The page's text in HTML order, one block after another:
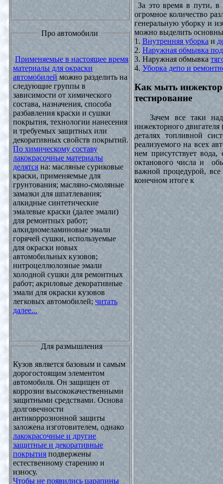
Про автомобили
Применяемые в настоящее время
материалы для окраски
автомобилей можно разделить на
следующие группы в
зависимости от химического
состава, назначения, способа
разбавления краски и сушки
покрытия, технологии нанесения
и требуемых защитных или
декоративных свойств покрытий.
По химическому составу
лакокрасочные материалы
делятся на: масляные суриковые
краски, применяемые для
грунтования; масляно-смоляные
замазки для шпатлевания;
алкидные синтетические
эмалевые краски (далее эмали)
для ремонтных работ;
алкидномеламиновые эмали
горячей сушки, используемые
для окраски новых
автомобильных кузовов;
нитроцеллюлозные эмали
холодной сушки для ремонтных
работ; акриловые декоративные
эмали для окраски кузовов
легковых автомобилей; читать
далее...
Для размышления
Кузов является базовым и самым
дорогостоящим элементом
автомобиля. Он защищен от
коррозии высококачественными
защитными средствами. Основа
долговечности
антикоррозионной защиты
заложена изготовителем, однако
лакокрасочные и другие
защитные и декоративные
покрытия подвержены
естественному старению и
износу.
Чтобы не появились царапины
За это время в пути, в
огромное количество
генеральную уборку и
можно выделить
1. Внутренняя уборка и
2. Наружная обмывка
3. Наружная обмывка
4. Уборка депо и
Как мыть
тестирование
Зачем все таки
инжекторного
деталях топливной
реализуемого на всех
нем присутствует
октанового числа и
важной процедурой, все
конечном итоге к